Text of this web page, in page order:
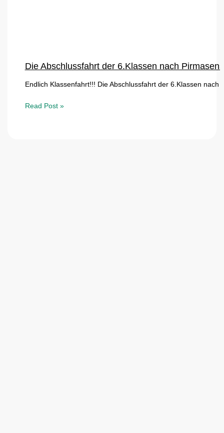
Die Abschlussfahrt der 6.Klassen nach Pirmasens
Endlich Klassenfahrt!!! Die Abschlussfahrt der 6.Klassen
Read Post »